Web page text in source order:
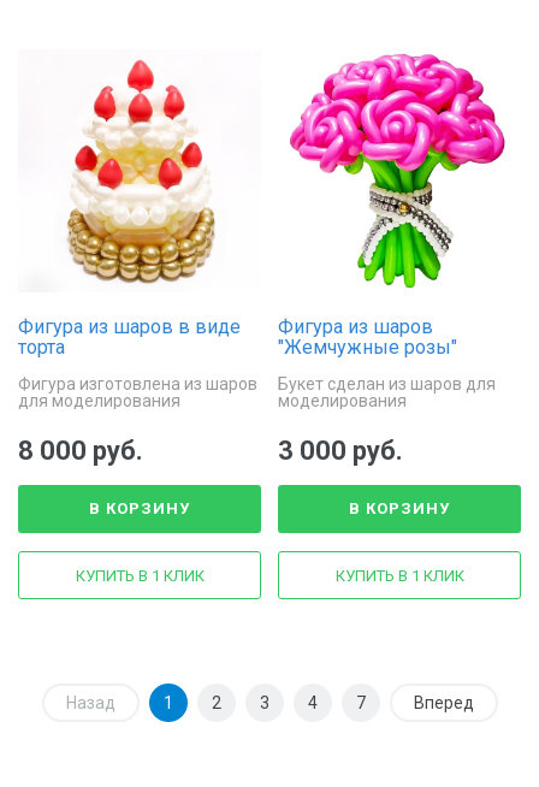
Фигура из шаров в виде
торта
Фигура изготовлена из шаров
для моделирования
8 000 руб.
В КОРЗИНУ
КУПИТЬ В 1 КЛИК
Фигура из шаров
"Жемчужные розы"
Букет сделан из шаров для
моделирования
3 000 руб.
В КОРЗИНУ
КУПИТЬ В 1 КЛИК
Назад 1 2 3 4 7 Вперед